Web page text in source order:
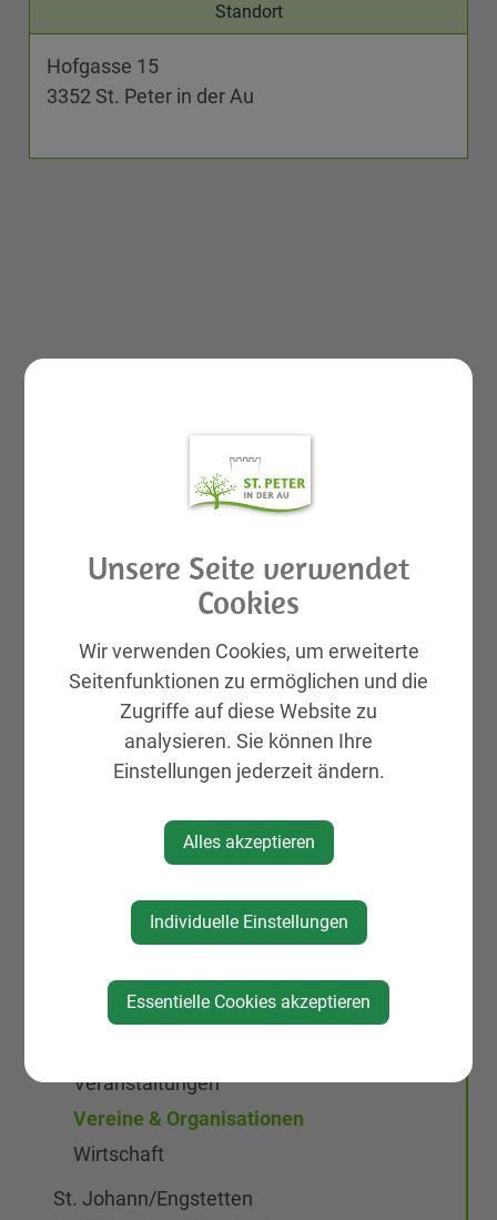
Standort
Hofgasse 15
3352 St. Peter in der Au
GEMEINDELEBEN
St. Peter in der Au APP
Rund ums Kind Basar
Aktuelles
Galerien
Leben & Wohnen
Wirtschaft
Natur, Sport & Erholung
St. Peter Markt & Dorf
Veranstaltungen
Vereine & Organisationen
Wirtschaft
St. Johann/Engstetten
Unsere Seite verwendet
Cookies
Wir verwenden Cookies, um erweiterte
Seitenfunktionen zu ermöglichen und die
Zugriffe auf diese Website zu
analysieren. Sie können Ihre
Einstellungen jederzeit ändern.
Alles akzeptieren
Individuelle Einstellungen
Essentielle Cookies akzeptieren